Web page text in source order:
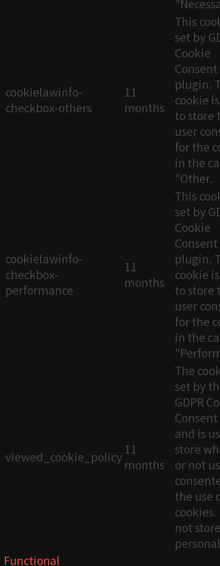
cookielawinfo-
checkbox-others
11
months
This
set by
Cookie
Consent
plugin.
cookie
to store
user
for the
in the
"Other.
cookielawinfo-
checkbox-
performance
11
months
This
set by
Cookie
Consent
plugin.
cookie
to store
user
for the
in the
viewed_cookie_policy 11
months
The
set by
GDPR
and is
store
or not
the use
not
Functional